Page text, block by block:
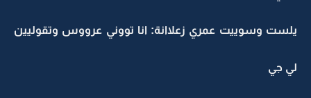
يلست وسوييت عمري زعلاانة: انا تووني عرووس وتقوليين
لي جي